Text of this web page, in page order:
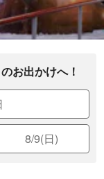
お出かけへ！
8/9(日)